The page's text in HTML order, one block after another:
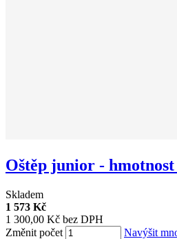
Oštěp junior - hmotnost
Skladem
1 573 Kč
1 300,00 Kč bez DPH
Změnit počet
Navýšit